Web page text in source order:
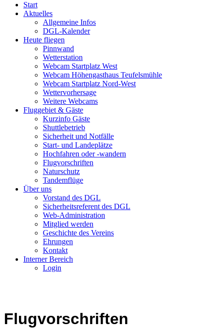
Start
Aktuelles
Allgemeine Infos
DGL-Kalender
Heute fliegen
Pinnwand
Wetterstation
Webcam Startplatz West
Webcam Höhengasthaus Teufelsmühle
Webcam Startplatz Nord-West
Wettervorhersage
Weitere Webcams
Fluggebiet & Gäste
Kurzinfo Gäste
Shuttlebetrieb
Sicherheit und Notfälle
Start- und Landeplätze
Hochfahren oder -wandern
Flugvorschriften
Naturschutz
Tandemflüge
Über uns
Vorstand des DGL
Sicherheitsreferent des DGL
Web-Administration
Mitglied werden
Geschichte des Vereins
Ehrungen
Kontakt
Interner Bereich
Login
Flugvorschriften